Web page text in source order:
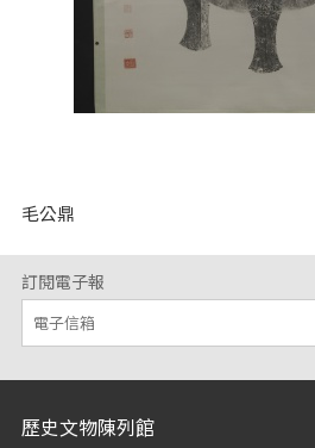
毛公鼎
訂閱電子報
:::
歷史文物陳列館